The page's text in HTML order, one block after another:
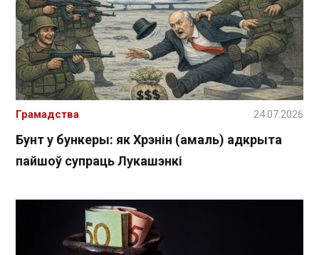
Бунт у бункеры: як Хрэнін (амаль) адкрыта
пайшоў супраць Лукашэнкі
Грамадства 24.07.2026